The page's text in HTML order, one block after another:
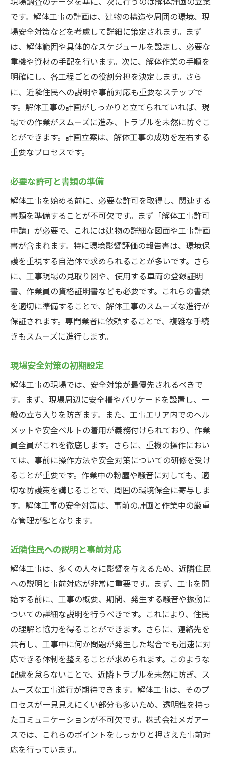
完了検査の手順
廃棄物の処理とリサイクル
現場の清掃と整備
次の工事に向けた準備
近隣住民への報告と対応
写真で見る完成後の現場
解体工事の現場安全対策の重要性と具体的方法
安全対策の基本原則
安全装備とその使い方
現場巡視と安全確認
事故防止策と緊急対応
写真で見る安全対策の実践
解体工事の裏側専門家の知識と経験が生きる瞬
間
解体のプロフェッショナルとは
現場での判断力と経験
専門知識を活かした解体工事
写真で見る専門家の技
現場での問題解決事例
専門家から学ぶ成功の秘訣
解体前の状態と現地調査
解体過程の記録とその意義
重機と作業員の動き
解体中の重要な瞬間
完了後の現場と次のステップ
ビフォーアフターで見る変化
解体工事の未来新技術と環境への配慮
最新の解体技術とは
リサイクルと再利用の重要性
未来の解体工事を支える技術
現場での環境対策事例
写真で見るエコフレンドリーな解体
です。解体工事の計画は、建物の構造や周囲の環境、現
場安全対策などを考慮して詳細に策定されます。まず
は、解体範囲や具体的なスケジュールを設定し、必要な
重機や資材の手配を行います。次に、解体作業の手順を
明確にし、各工程ごとの役割分担を決定します。さら
に、近隣住民への説明や事前対応も重要なステップで
す。解体工事の計画がしっかりと立てられていれば、現
場での作業がスムーズに進み、トラブルを未然に防ぐこ
とができます。計画立案は、解体工事の成功を左右する
重要なプロセスです。
必要な許可と書類の準備
解体工事を始める前に、必要な許可を取得し、関連する
書類を準備することが不可欠です。まず「解体工事許可
申請」が必要で、これには建物の詳細な図面や工事計画
書が含まれます。特に環境影響評価の報告書は、環境保
護を重視する自治体で求められることが多いです。さら
に、工事現場の見取り図や、使用する車両の登録証明
書、作業員の資格証明書なども必要です。これらの書類
を適切に準備することで、解体工事のスムーズな進行が
保証されます。専門業者に依頼することで、複雑な手続
きもスムーズに進行します。
現場安全対策の初期設定
解体工事の現場では、安全対策が最優先されるべきで
す。まず、現場周辺に安全柵やバリケードを設置し、一
般の立ち入りを防ぎます。また、工事エリア内でのヘル
メットや安全ベルトの着用が義務付けられており、作業
員全員がこれを徹底します。さらに、重機の操作におい
ては、事前に操作方法や安全対策についての研修を受け
ることが重要です。作業中の粉塵や騒音に対しても、適
切な防護策を講じることで、周囲の環境保全に寄与しま
す。解体工事の安全対策は、事前の計画と作業中の厳重
な管理が鍵となります。
近隣住民への説明と事前対応
解体工事は、多くの人々に影響を与えるため、近隣住民
への説明と事前対応が非常に重要です。まず、工事を開
始する前に、工事の概要、期間、発生する騒音や振動に
ついての詳細な説明を行うべきです。これにより、住民
の理解と協力を得ることができます。さらに、連絡先を
共有し、工事中に何か問題が発生した場合でも迅速に対
応できる体制を整えることが求められます。このような
配慮を怠らないことで、近隣トラブルを未然に防ぎ、ス
ムーズな工事進行が期待できます。解体工事は、そのプ
ロセスが一見見えにくい部分も多いため、透明性を持っ
たコミュニケーションが不可欠です。株式会社メガアー
スでは、これらのポイントをしっかりと押さえた事前対
応を行っています。